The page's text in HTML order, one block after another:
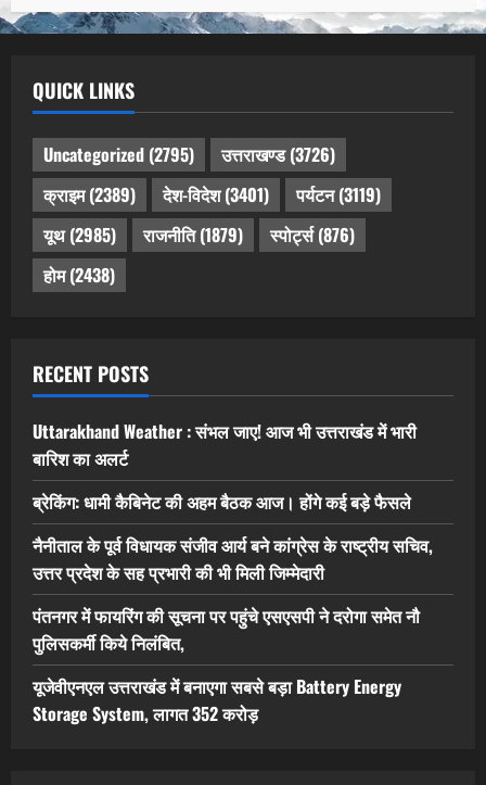
QUICK LINKS
Uncategorized (2795) उत्तराखण्ड(3726)
क्राइम(2389) देश-विदेश(3401) पर्यटन(3119)
यूथ(2985) राजनीति(1879) स्पोर्ट्स(876)
होम(2438)
RECENT POSTS
Uttarakhand Weather : संभल जाए! आज भी उत्तराखंड में भारी
बारिश का अलर्ट
ब्रेकिंग: धामी कैबिनेट की अहम बैठक आज। होंगे कई बड़े फैसले
नैनीताल के पूर्व विधायक संजीव आर्य बने कांग्रेस के राष्ट्रीय सचिव,
उत्तर प्रदेश के सह प्रभारी की भी मिली जिम्मेदारी
पंतनगर में फायरिंग की सूचना पर पहुंचे एसएसपी ने दरोगा समेत नौ
पुलिसकर्मी किये निलंबित,
यूजेवीएनएल उत्तराखंड में बनाएगा सबसे बड़ा Battery Energy
Storage System, लागत 352 करोड़